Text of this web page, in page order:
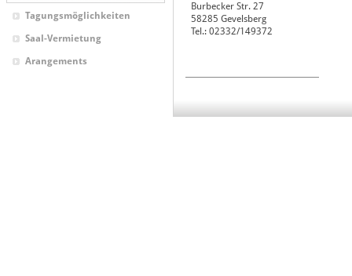
Tagungsmöglichkeiten
Saal-Vermietung
Arangements
Burbecker Str. 27
58285 Gevelsberg
Tel.: 02332/149372